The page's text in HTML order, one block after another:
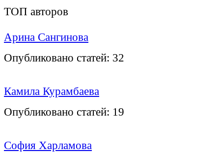
ТОП авторов
Арина Сангинова
Опубликовано статей: 32
Камила Курамбаева
Опубликовано статей: 19
София Харламова